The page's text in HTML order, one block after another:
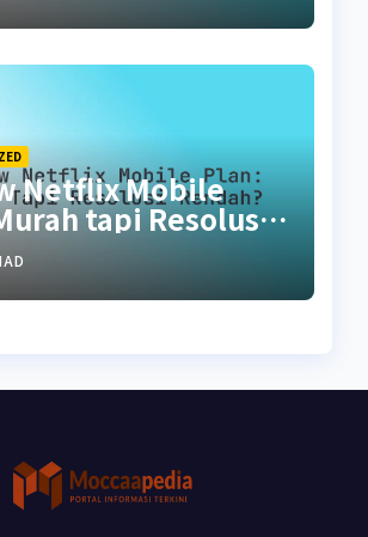
Netflix Mobile
tapi Resolusi